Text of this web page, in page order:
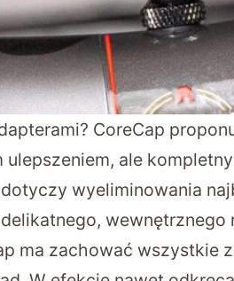
CoreCap
ale
wyeliminowania
wewnętrznego
ma zachować wszystkie